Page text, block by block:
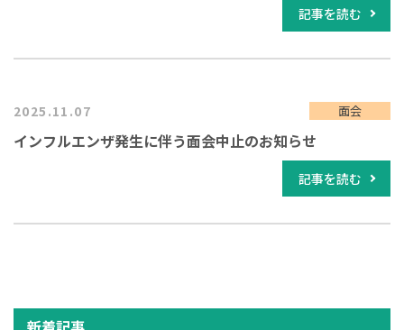
記事を読む
面会
2025.11.07
インフルエンザ発生に伴う面会中止のお知らせ
記事を読む